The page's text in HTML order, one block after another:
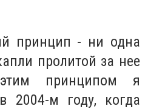
принцип - ни одна
пролитой за нее
принципом я
2004-м году, когда